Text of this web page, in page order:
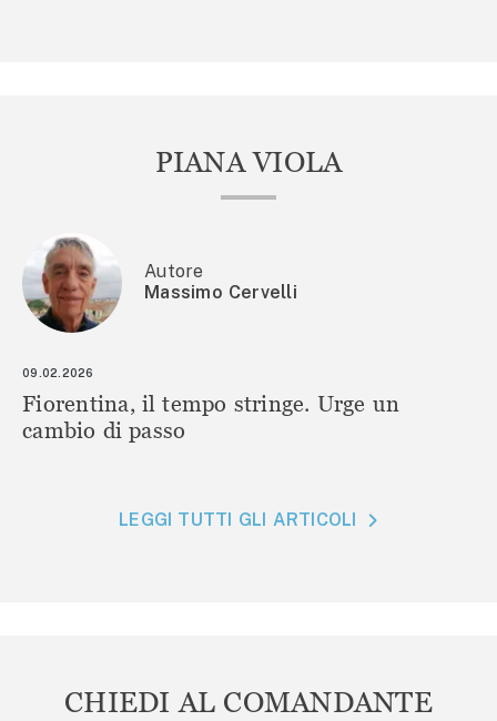
PIANA VIOLA
Autore
Massimo Cervelli
09.02.2026
Fiorentina, il tempo stringe. Urge un
cambio di passo
LEGGI TUTTI GLI ARTICOLI
CHIEDI AL COMANDANTE